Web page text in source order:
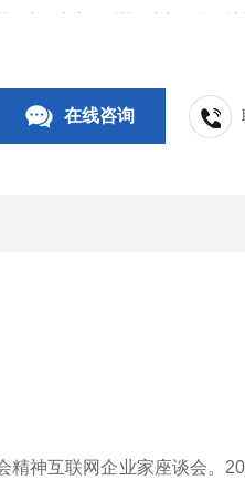
器、电气火灾探测器、电机智能保
在线咨询
神互联网企业家座谈会。